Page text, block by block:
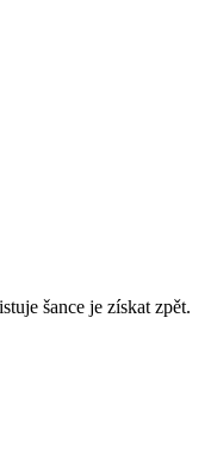
šance je získat zpět.